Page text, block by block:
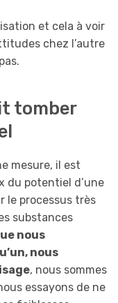
et cela à voir
chez l’autre
tomber
mesure, il est
du potentiel d’une
le processus très
substances
nous
nous
, nous sommes
essayons de ne